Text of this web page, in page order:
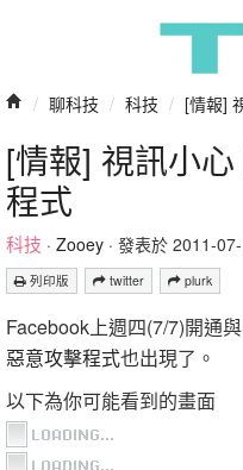
/ 聊科技 / 科技 / [情報]
[情報] 視訊小
程式
科技 · Zooey · 發表於 2011-
列印版 twitter plurk
Facebook上週四(7/7)開通
惡意攻擊程式也出現了。
以下為你可能看到的畫面